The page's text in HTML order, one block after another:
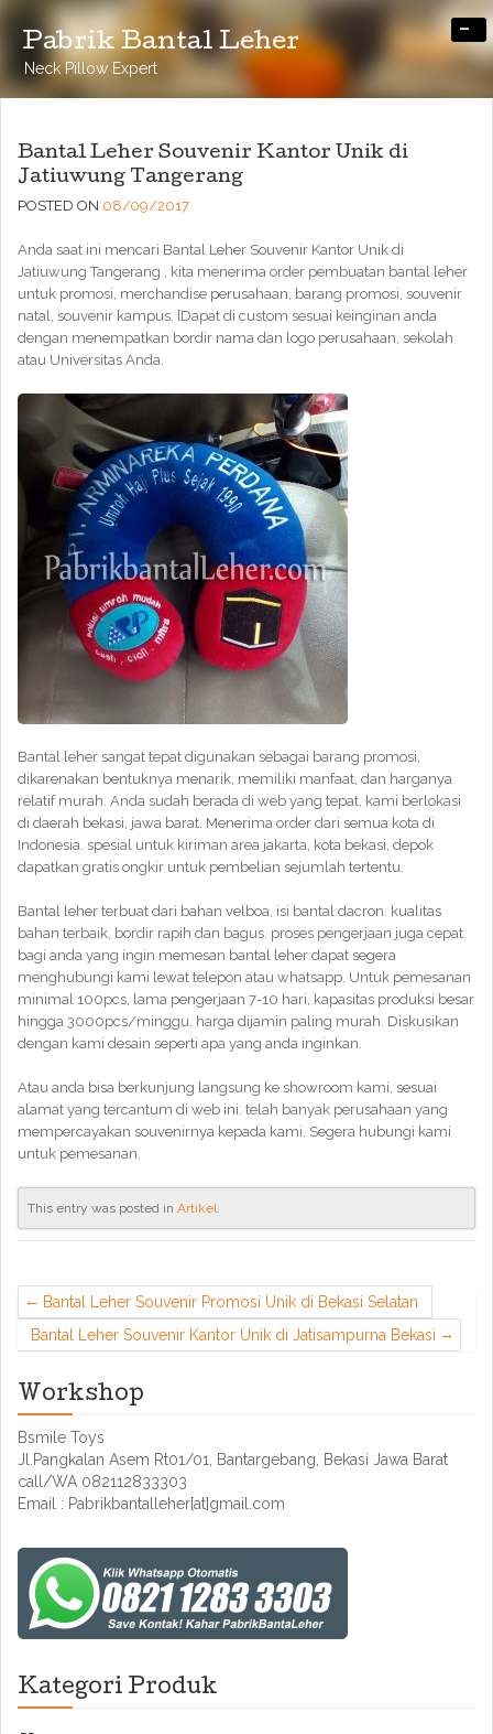
Pabrik Bantal Leher
Neck Pillow Expert
-
Bantal Leher Souvenir Kantor Unik di
Jatiuwung Tangerang
POSTED ON 08/09/2017
Anda saat ini mencari Bantal Leher Souvenir Kantor Unik di
Jatiuwung Tangerang , kita menerima order pembuatan bantal leher
untuk promosi, merchandise perusahaan, barang promosi, souvenir
natal, souvenir kampus. [Dapat di custom sesuai keinginan anda
dengan menempatkan bordir nama dan logo perusahaan, sekolah
atau Universitas Anda.
Bantal leher sangat tepat digunakan sebagai barang promosi,
dikarenakan bentuknya menarik, memiliki manfaat, dan harganya
relatif murah. Anda sudah berada di web yang tepat, kami berlokasi
di daerah bekasi, jawa barat. Menerima order dari semua kota di
Indonesia. spesial untuk kiriman area jakarta, kota bekasi, depok
dapatkan gratis ongkir untuk pembelian sejumlah tertentu.
Bantal leher terbuat dari bahan velboa, isi bantal dacron. kualitas
bahan terbaik, bordir rapih dan bagus. proses pengerjaan juga cepat.
bagi anda yang ingin memesan bantal leher dapat segera
menghubungi kami lewat telepon atau whatsapp. Untuk pemesanan
minimal 100pcs, lama pengerjaan 7-10 hari, kapasitas produksi besar
hingga 3000pcs/minggu. harga dijamin paling murah. Diskusikan
dengan kami desain seperti apa yang anda inginkan.
Atau anda bisa berkunjung langsung ke showroom kami, sesuai
alamat yang tercantum di web ini. telah banyak perusahaan yang
mempercayakan souvenirnya kepada kami. Segera hubungi kami
untuk pemesanan.
This entry was posted in Artikel.
Bantal Leher Souvenir Promosi Unik di Bekasi Selatan
Bantal Leher Souvenir Kantor Unik di Jatisampurna Bekasi
Workshop
Bsmile Toys
Jl.Pangkalan Asem Rt01/01, Bantargebang, Bekasi Jawa Barat
call/WA 082112833303
Email : Pabrikbantalleher[at]gmail.com
Kategori Produk